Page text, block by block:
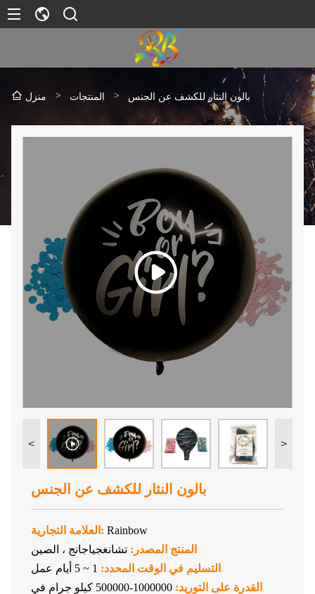
منزل > المنتجات > بالون النثار للكشف عن الجنس
< >
بالون النثار للكشف عن الجنس
العلامة التجارية: Rainbow
المنتج المصدر: تشانغجياجانج ، الصين
التسليم في الوقت المحدد: 1 ~ 5 أيام عمل
القدرة على التوريد:
1000000-500000 كيلو جرام في